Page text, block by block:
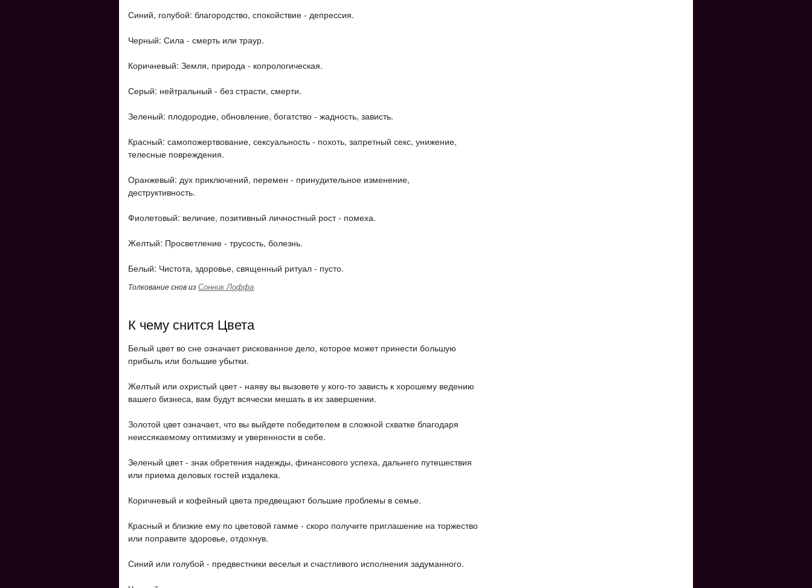
Синий, голубой: благородство, спокойствие - депрессия.
Черный: Сила - смерть или траур.
Коричневый: Земля, природа - копрологическая.
Серый: нейтральный - без страсти, смерти.
Зеленый: плодородие, обновление, богатство - жадность, зависть.
Красный: самопожертвование, сексуальность - похоть, запретный секс, унижение,
телесные повреждения.
Оранжевый: дух приключений, перемен - принудительное изменение,
деструктивность.
Фиолетовый: величие, позитивный личностный рост - помеха.
Желтый: Просветление - трусость, болезнь.
Белый: Чистота, здоровье, священный ритуал - пусто.
Толкование снов изСонник Лоффа
К чему снится Цвета
Белый цвет во сне означает рискованное дело, которое может принести большую
прибыль или большие убытки.
Желтый или охристый цвет - наяву вы вызовете у кого-то зависть к хорошему ведению
вашего бизнеса, вам будут всячески мешать в их завершении.
Золотой цвет означает, что вы выйдете победителем в сложной схватке благодаря
неиссякаемому оптимизму и уверенности в себе.
Зеленый цвет - знак обретения надежды, финансового успеха, дальнего путешествия
или приема деловых гостей издалека.
Коричневый и кофейный цвета предвещают большие проблемы в семье.
Красный и близкие ему по цветовой гамме - скоро получите приглашение на торжество
или поправите здоровье, отдохнув.
Синий или голубой - предвестники веселья и счастливого исполнения задуманного.